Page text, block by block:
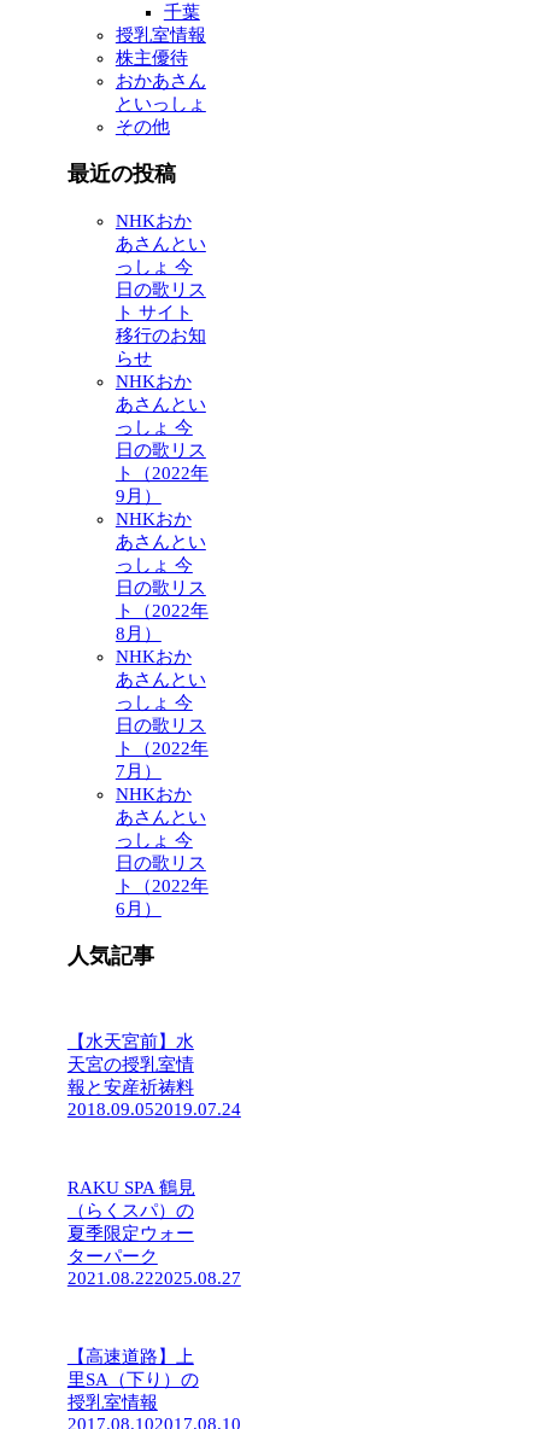
千葉
授乳室情報
株主優待
おかあさん
といっしょ
その他
最近の投稿
NHKおか
あさんとい
っしょ 今
日の歌リス
ト サイト
移行のお知
らせ
NHKおか
あさんとい
っしょ 今
日の歌リス
ト（2022年
9月）
NHKおか
あさんとい
っしょ 今
日の歌リス
ト（2022年
8月）
NHKおか
あさんとい
っしょ 今
日の歌リス
ト（2022年
7月）
NHKおか
あさんとい
っしょ 今
日の歌リス
ト（2022年
6月）
人気記事
【水天宮前】水
天宮の授乳室情
報と安産祈祷料
2018.09.052019.07.24
RAKU SPA 鶴見
（らくスパ）の
夏季限定ウォー
ターパーク
2021.08.222025.08.27
【高速道路】上
里SA（下り）の
授乳室情報
2017.08.102017.08.10